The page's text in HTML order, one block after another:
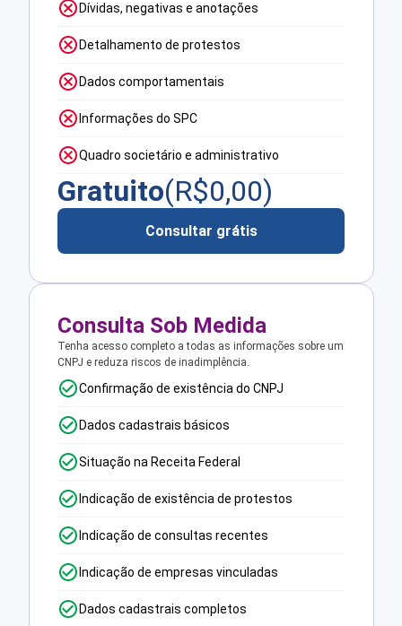
Dívidas, negativas e anotações
Detalhamento de protestos
Dados comportamentais
Informações do SPC
Quadro societário e administrativo
Gratuito(R$0,00)
Consultar grátis
Consulta Sob Medida
Tenha acesso completo a todas as informações sobre um
CNPJ e reduza riscos de inadimplência.
Confirmação de existência do CNPJ
Dados cadastrais básicos
Situação na Receita Federal
Indicação de existência de protestos
Indicação de consultas recentes
Indicação de empresas vinculadas
Dados cadastrais completos